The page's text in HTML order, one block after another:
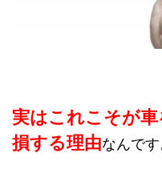
実はこれこそが
損する理由なんです